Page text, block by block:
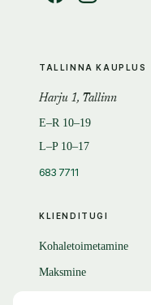
KLIENDITUGI
Kohaletoimetamine
Maksmine
TALLINNA KAUPLUS
Harju 1, Tallinn
E–R 10–19
L–P 10–17
683 7711